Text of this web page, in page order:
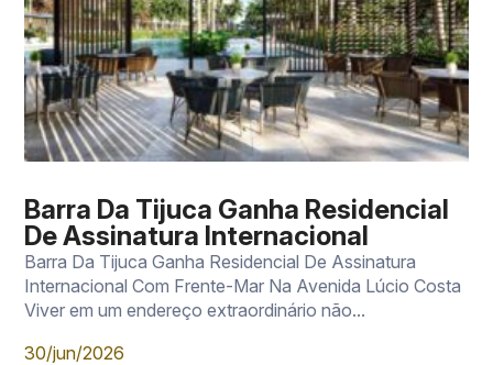
Barra Da Tijuca Ganha Residencial
De Assinatura Internacional
Barra Da Tijuca Ganha Residencial De Assinatura
Internacional Com Frente-Mar Na Avenida Lúcio Costa
Viver em um endereço extraordinário não...
30/jun/2026